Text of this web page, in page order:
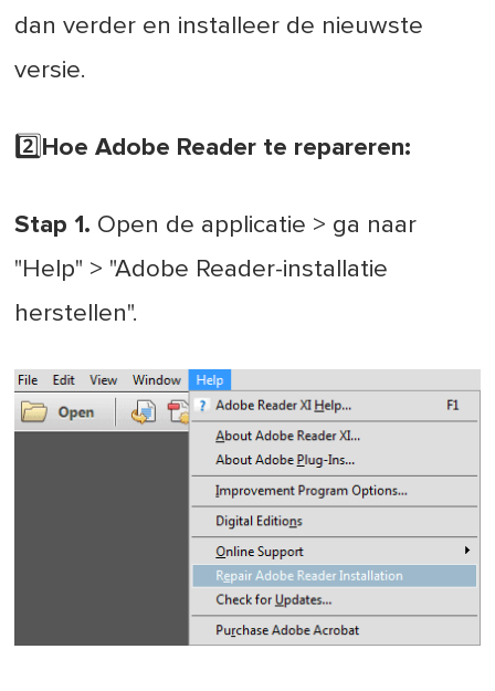
dan verder en installeer de nieuwste
versie.
2️⃣Hoe Adobe Reader te repareren:
Stap 1. Open de applicatie > ga naar
"Help" > "Adobe Reader-installatie
herstellen".